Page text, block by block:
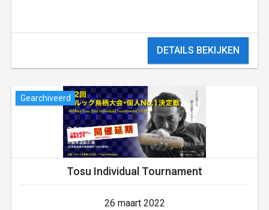
DETAILS BEKIJKEN
Gearchiveerd
Tosu Individual Tournament
26 maart 2022